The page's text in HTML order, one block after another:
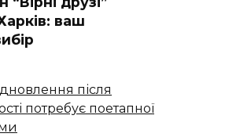
ваш
після
потребує поетапної